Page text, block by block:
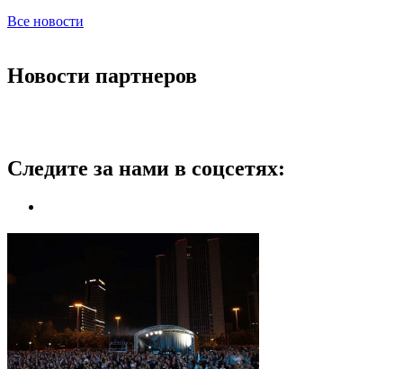
Все новости
Новости партнеров
Следите за нами в соцсетях: